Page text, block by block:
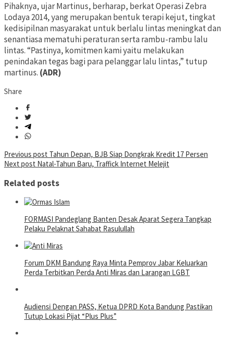
Pihaknya, ujar Martinus, berharap, berkat Operasi Zebra
Lodaya 2014, yang merupakan bentuk terapi kejut, tingkat
kedisipilnan masyarakat untuk berlalu lintas meningkat dan
senantiasa mematuhi peraturan serta rambu-rambu lalu
lintas. “Pastinya, komitmen kami yaitu melakukan
penindakan tegas bagi para pelanggar lalu lintas,” tutup
martinus. (ADR)
Share
Post
navigation
Previous post Tahun Depan, BJB Siap Dongkrak Kredit 17 Persen
Next post Natal-Tahun Baru, Traffick Internet Melejit
Related posts
FORMASI Pandeglang Banten Desak Aparat Segera Tangkap
Pelaku Pelaknat Sahabat Rasulullah
Forum DKM Bandung Raya Minta Pemprov Jabar Keluarkan
Perda Terbitkan Perda Anti Miras dan Larangan LGBT
Audiensi Dengan PASS, Ketua DPRD Kota Bandung Pastikan
Tutup Lokasi Pijat “Plus Plus”